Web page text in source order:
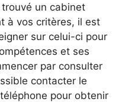
un cabinet
à vos critères, il est
sur celui-ci pour
et ses
par consulter
contacter le
pour obtenir